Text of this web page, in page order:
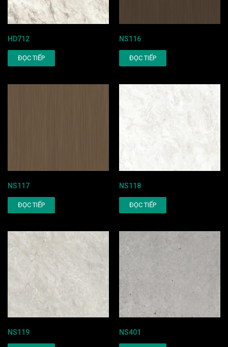
HD712
ĐỌC TIẾP
NS116
ĐỌC TIẾP
NS117
ĐỌC TIẾP
NS118
ĐỌC TIẾP
NS119 NS401